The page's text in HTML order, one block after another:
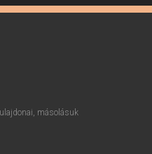
másolásuk